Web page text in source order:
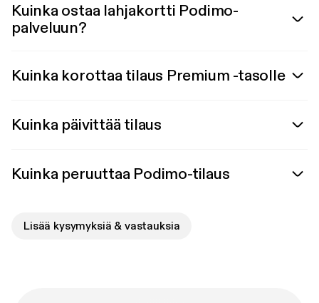
Kuinka ostaa lahjakortti Podimo-
palveluun?
Kuinka korottaa tilaus Premium -tasolle
Kuinka päivittää tilaus
Kuinka peruuttaa Podimo-tilaus
Lisää kysymyksiä & vastauksia